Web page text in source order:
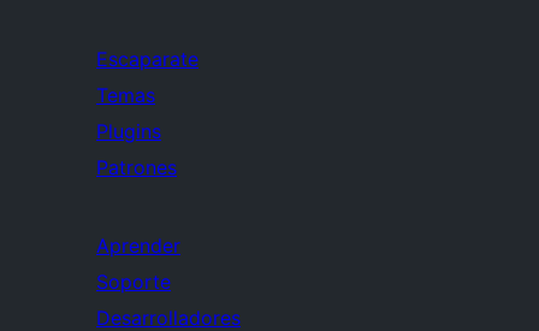
Escaparate
Temas
Plugins
Patrones
Aprender
Soporte
Desarrolladores